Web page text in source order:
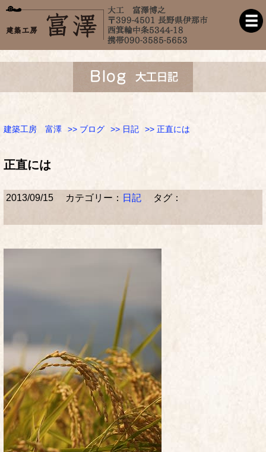
建築工房 富澤 >> ブログ >> 日記 >> 正直には
正直には
2013/09/15 カテゴリー： 日記 タグ：